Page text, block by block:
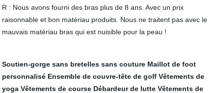
R : Nous avons fourni des bras plus de 8 ans. Avec un prix
raisonnable et bon matériau produits. Nous ne traitent pas avec le
mauvais matériau bras qui est nuisible pour la peau !
Soutien-gorge sans bretelles sans couture Maillot de foot
personnalisé Ensemble de couvre-tête de golf Vêtements de
yoga Vêtements de course Débardeur de lutte Vêtements de